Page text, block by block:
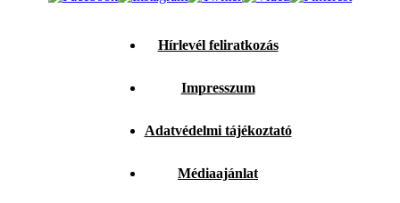
Hírlevél feliratkozás
Impresszum
Adatvédelmi tájékoztató
Médiaajánlat